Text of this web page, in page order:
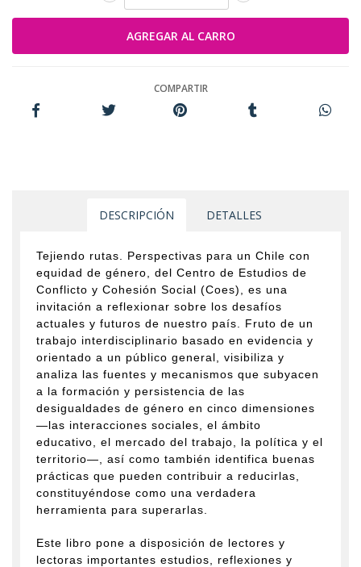
COMPARTIR
DESCRIPCIÓN DETALLES
Tejiendo rutas. Perspectivas para un Chile con
equidad de género, del Centro de Estudios de
Conflicto y Cohesión Social (Coes), es una
invitación a reflexionar sobre los desafíos
actuales y futuros de nuestro país. Fruto de un
trabajo interdisciplinario basado en evidencia y
orientado a un público general, visibiliza y
analiza las fuentes y mecanismos que subyacen
a la formación y persistencia de las
desigualdades de género en cinco dimensiones
—las interacciones sociales, el ámbito
educativo, el mercado del trabajo, la política y el
territorio—, así como también identifica buenas
prácticas que pueden contribuir a reducirlas,
constituyéndose como una verdadera
herramienta para superarlas.
Este libro pone a disposición de lectores y
lectoras importantes estudios, reflexiones y